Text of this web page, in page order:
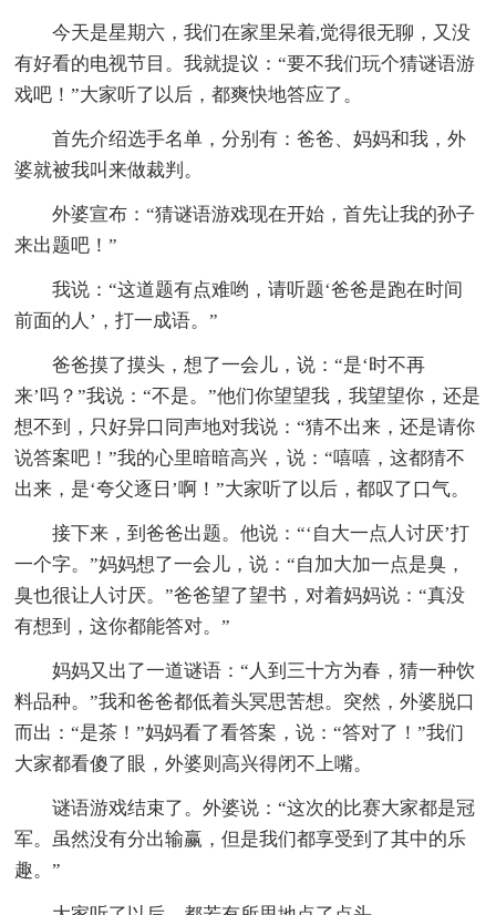
今天是星期六，我们在家里呆着,觉得很无聊，又没
有好看的电视节目。我就提议：“要不我们玩个猜谜语游
戏吧！”大家听了以后，都爽快地答应了。
首先介绍选手名单，分别有：爸爸、妈妈和我，外
婆就被我叫来做裁判。
外婆宣布：“猜谜语游戏现在开始，首先让我的孙子
来出题吧！”
我说：“这道题有点难哟，请听题‘爸爸是跑在时间
前面的人’，打一成语。”
爸爸摸了摸头，想了一会儿，说：“是‘时不再
来’吗？”我说：“不是。”他们你望望我，我望望你，还是
想不到，只好异口同声地对我说：“猜不出来，还是请你
说答案吧！”我的心里暗暗高兴，说：“嘻嘻，这都猜不
出来，是‘夸父逐日’啊！”大家听了以后，都叹了口气。
接下来，到爸爸出题。他说：“‘自大一点人讨厌’打
一个字。”妈妈想了一会儿，说：“自加大加一点是臭，
臭也很让人讨厌。”爸爸望了望书，对着妈妈说：“真没
有想到，这你都能答对。”
妈妈又出了一道谜语：“人到三十方为春，猜一种饮
料品种。”我和爸爸都低着头冥思苦想。突然，外婆脱口
而出：“是茶！”妈妈看了看答案，说：“答对了！”我们
大家都看傻了眼，外婆则高兴得闭不上嘴。
谜语游戏结束了。外婆说：“这次的比赛大家都是冠
军。虽然没有分出输赢，但是我们都享受到了其中的乐
趣。”